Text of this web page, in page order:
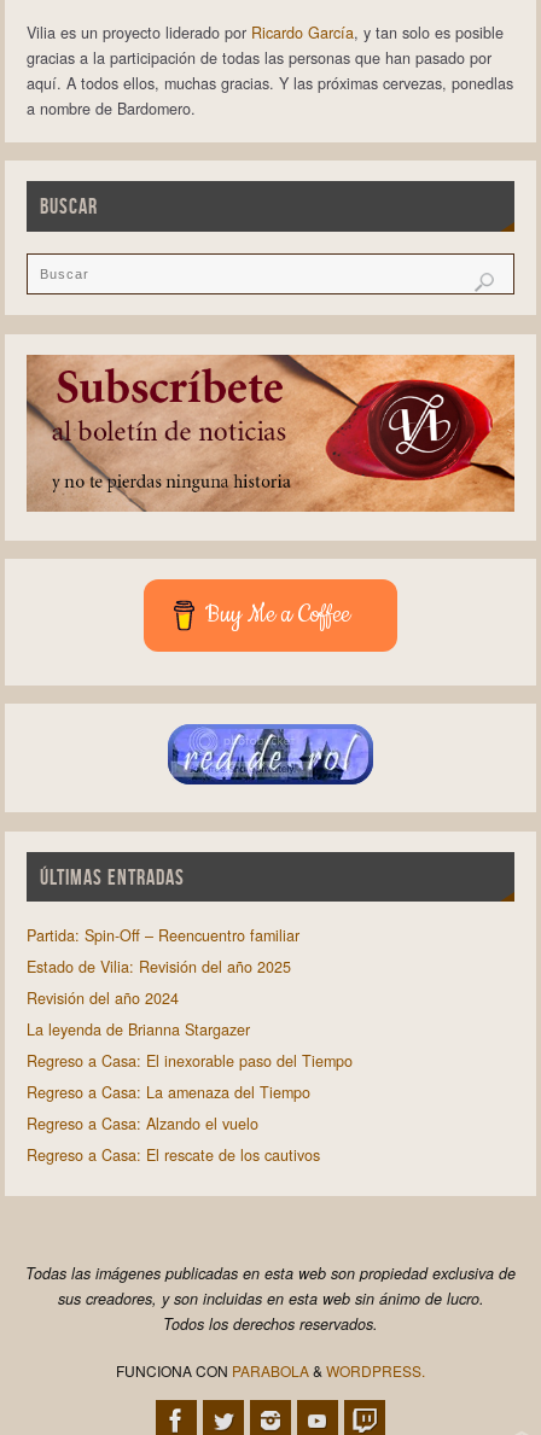
Vilia es un proyecto liderado por Ricardo García, y tan solo es posible
gracias a la participación de todas las personas que han pasado por
aquí. A todos ellos, muchas gracias. Y las próximas cervezas, ponedlas
a nombre de Bardomero.
BUSCAR
Buy Me a Coffee
ÚLTIMAS ENTRADAS
Partida: Spin-Off – Reencuentro familiar
Estado de Vilia: Revisión del año 2025
Revisión del año 2024
La leyenda de Brianna Stargazer
Regreso a Casa: El inexorable paso del Tiempo
Regreso a Casa: La amenaza del Tiempo
Regreso a Casa: Alzando el vuelo
Regreso a Casa: El rescate de los cautivos
Todas las imágenes publicadas en esta web son propiedad exclusiva de
sus creadores, y son incluidas en esta web sin ánimo de lucro.
Todos los derechos reservados.
FUNCIONA CON PARABOLA& WORDPRESS.